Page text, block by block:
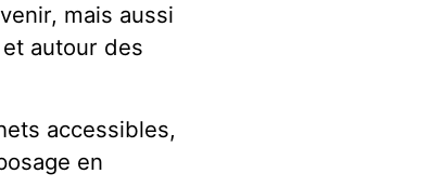
mais aussi
autour des
accessibles,
en